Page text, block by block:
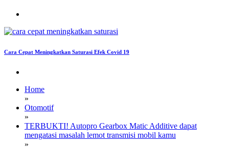
Cara Cepat Meningkatkan Saturasi Efek Covid 19
Home
»
Otomotif
»
TERBUKTI! Autopro Gearbox Matic Additive dapat
mengatasi masalah lemot transmisi mobil kamu
»